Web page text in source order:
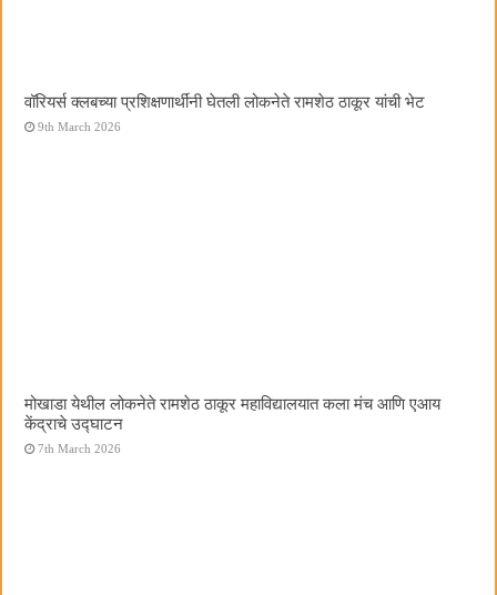
वॉरियर्स क्लबच्या प्रशिक्षणार्थींनी घेतली लोकनेते रामशेठ ठाकूर यांची भेट
9th March 2026
मोखाडा येथील लोकनेते रामशेठ ठाकूर महाविद्यालयात कला मंच आणि एआय
केंद्राचे उद्घाटन
7th March 2026